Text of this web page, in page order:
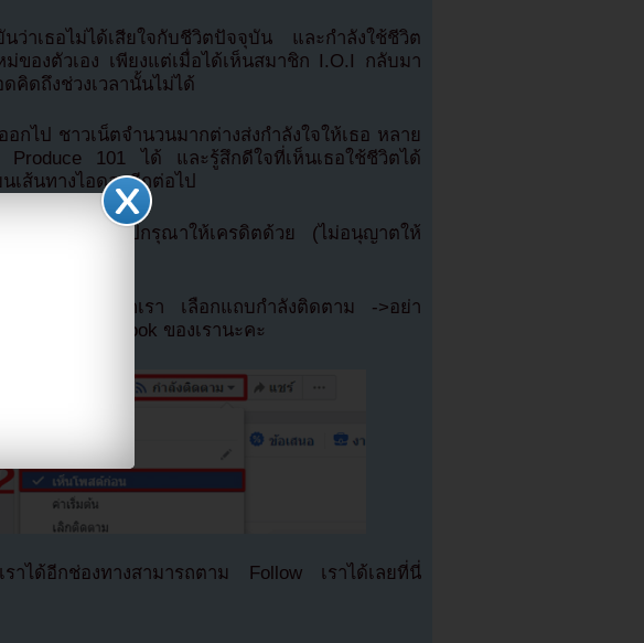
ว่าเธอไม่ได้เสียใจกับชีวิตปัจจุบัน และกำลังใช้ชีวิต
ม่ของตัวเอง เพียงแต่เมื่อได้เห็นสมาชิก I.O.I กลับมา
คิดถึงช่วงเวลานั้นไม่ได้
กไป ชาวเน็ตจำนวนมากต่างส่งกำลังใจให้เธอ หลาย
Produce 101 ได้ และรู้สึกดีใจที่เห็นเธอใช้ชีวิตได้
เส้นทางไอดอลอีกต่อไป
หากนำออกไปกรุณาให้เครดิตด้วย (ไม่อนุญาตให้
อย่างรวดเร็วจากเรา เลือกแถบกำลังติดตาม ->อย่า
ของเพจ Facebook ของเรานะคะ
าได้อีกช่องทางสามารถตาม Follow เราได้เลยที่นี่